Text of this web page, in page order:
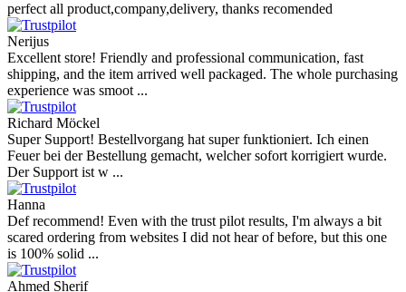
perfect all product,company,delivery, thanks recomended
Nerijus
Excellent store! Friendly and professional communication, fast
shipping, and the item arrived well packaged. The whole purchasing
experience was smoot ...
Richard Möckel
Super Support! Bestellvorgang hat super funktioniert. Ich einen
Feuer bei der Bestellung gemacht, welcher sofort korrigiert wurde.
Der Support ist w ...
Hanna
Def recommend! Even with the trust pilot results, I'm always a bit
scared ordering from websites I did not hear of before, but this one
is 100% solid ...
Ahmed Sherif